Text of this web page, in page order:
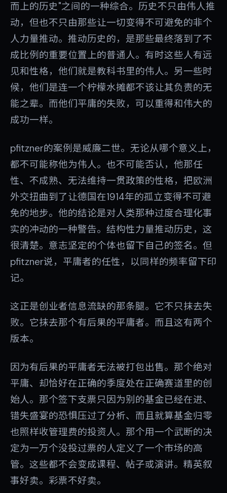
而上的历史"之间的一种综合。历史不只由伟人推
动，但也不只由那些让一切变得不可避免的非个
人力量推动。推动历史的，是那些最终落到了不
成比例的重要位置上的普通人。有时这些人有远
见和性格，他们就是教科书里的伟人。另一些时
候，他们是连一个柠檬水摊都不该让其负责的无
能之辈。而他们平庸的失败，可以重得和伟大的
成功一样。
pfitzner的案例是威廉二世。无论从哪个意义上，
都不可能称他为伟人。也不可能否认，他那任
性、不成熟、无法维持一贯政策的性格，把欧洲
外交扭曲到了让德国在1914年的孤立变得不可避
免的地步。他的结论是对人类那种过度合理化事
实的冲动的一种警告。结构性力量推动历史，这
很清楚。意志坚定的个体也留下自己的签名。但
pfitzner说，平庸者的任性，以同样的频率留下印
记。
这正是创业者信息流缺的那条腿。它不只抹去失
败。它抹去那个有后果的平庸者。而且这有两个
版本。
因为有后果的平庸者无法被打包出售。那个绝对
平庸、却恰好在正确的季度处在正确赛道里的创
始人。那个签下支票只因为别的基金已经在进、
错失盛宴的恐惧压过了分析、而且就算基金归零
也照样收管理费的投资人。那个用一个武断的决
定为一万个没投过票的人定义了一个市场的高
管。这些都不会变成课程、帖子或演讲。精英叙
事好卖。彩票不好卖。